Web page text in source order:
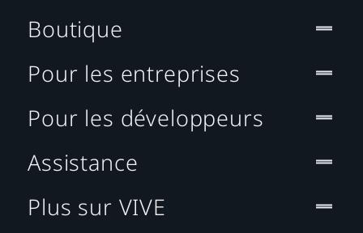
Boutique
Pour les entreprises
Pour les développeurs
Assistance
Plus sur VIVE